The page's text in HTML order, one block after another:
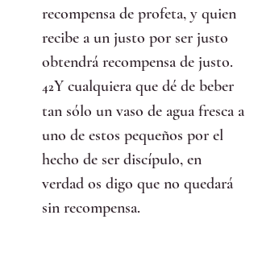
recompensa de profeta, y quien
recibe a un justo por ser justo
obtendrá recompensa de justo.
42Y cualquiera que dé de beber
tan sólo un vaso de agua fresca a
uno de estos pequeños por el
hecho de ser discípulo, en
verdad os digo que no quedará
sin recompensa.